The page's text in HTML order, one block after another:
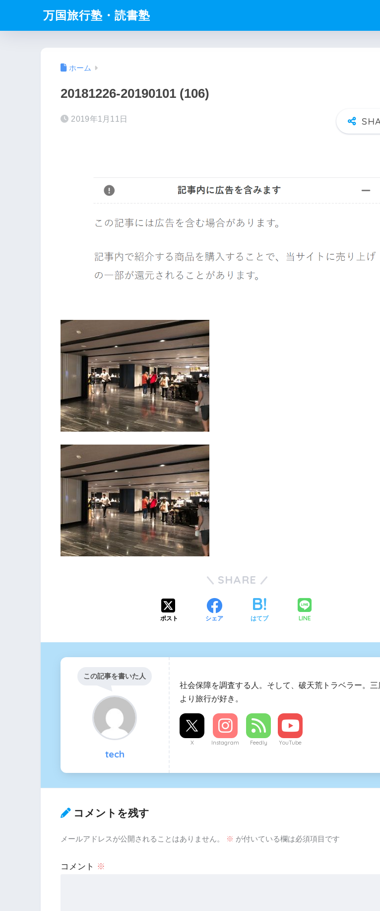
万国旅行塾・読書塾
ホーム
20181226-20190101 (106)
2019年1月11日
SHARE
ポスト シェア はてブ LINE
この記事を書いた人
tech
社会保障を調査する人。そして、破天荒トラベラー。三
より旅行が好き。
X Instagram Feedly YouTube
コメントを残す
メールアドレスが公開されることはありません。 ※ が付いている欄は必須項目です
コメント ※